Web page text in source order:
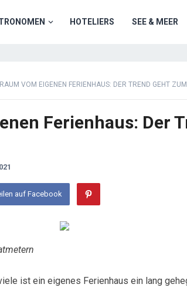
HOTELIERS SEE & MEER
VOM EIGENEN FERIENHAUS: DER TREND GEHT
Ferienhaus: Der
auf Facebook
ist ein eigenes Ferienhaus ein lang